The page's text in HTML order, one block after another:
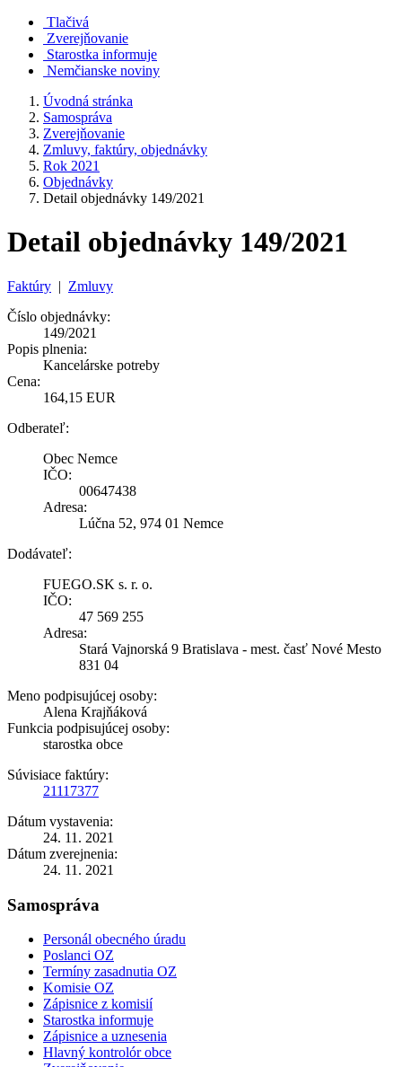
Tlačivá
Zverejňovanie
Starostka informuje
Nemčianske noviny
Úvodná stránka
Samospráva
Zverejňovanie
Zmluvy, faktúry, objednávky
Rok 2021
Objednávky
Detail objednávky 149/2021
Detail objednávky 149/2021
Faktúry | Zmluvy
Číslo objednávky:
149/2021
Popis plnenia:
Kancelárske potreby
Cena:
164,15 EUR
Odberateľ:
Obec Nemce
IČO:
00647438
Adresa:
Lúčna 52, 974 01 Nemce
Dodávateľ:
FUEGO.SK s. r. o.
IČO:
47 569 255
Adresa:
Stará Vajnorská 9 Bratislava - mest. časť Nové Mesto
831 04
Meno podpisujúcej osoby:
Alena Krajňáková
Funkcia podpisujúcej osoby:
starostka obce
Súvisiace faktúry:
21117377
Dátum vystavenia:
24. 11. 2021
Dátum zverejnenia:
24. 11. 2021
Samospráva
Personál obecného úradu
Poslanci OZ
Termíny zasadnutia OZ
Komisie OZ
Zápisnice z komisií
Starostka informuje
Zápisnice a uznesenia
Hlavný kontrolór obce